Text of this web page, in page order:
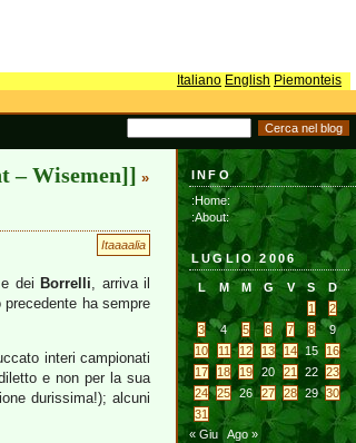
Italiano English Piemonteis
– Wisemen]] »
Itaaaalia
e dei Borrelli, arriva il
ha sempre
interi campionati
e non per la sua
durissima!); alcuni
INFO
:Home:
:About:
LUGLIO 2006
L M M G V S
D
1
2
3
4 5 6 7 8
9
10
11 12 13 14 15
16
17
18 19 20 21 22
23
24
25 26 27 28 29
30
31
« Giu
Ago »